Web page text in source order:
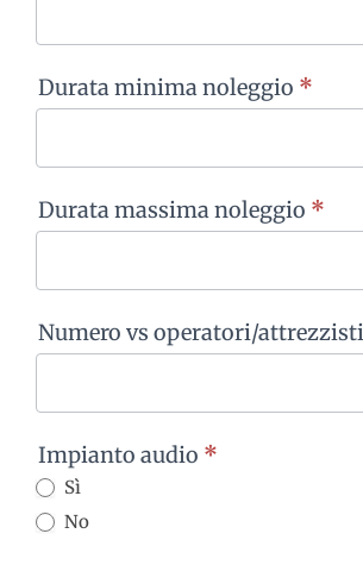
Durata minima noleggio *
Durata massima noleggio *
Numero vs operatori/attrezzisti
Impianto audio *
Sì
No